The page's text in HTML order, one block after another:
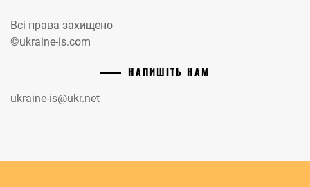
Всі права захищено
©ukraine-is.com
НАПИШІТЬ НАМ
ukraine-is@ukr.net